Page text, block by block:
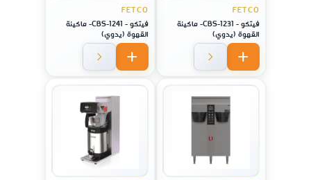
FETCO
فيتكو - CBS-1231- ماكينة
القهوة (يدوي)
FETCO
فيتكو - CBS-1241- ماكينة
القهوة (يدوي)